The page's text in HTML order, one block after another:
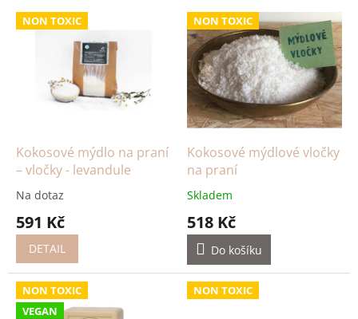
V
u
NON TOXIC
Kokosové mýdlo na praní
– vločky - levandule
Na dotaz
591 Kč
DETAIL
NON TOXIC
Kokosové mýdlové vločky
na praní
Skladem
518 Kč
Do košíku
NON TOXIC
VEGAN
NON TOXIC